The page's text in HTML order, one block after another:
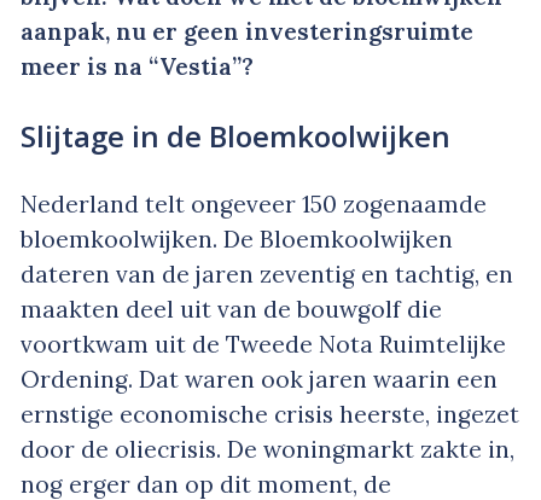
aanpak, nu er geen investeringsruimte
meer is na “Vestia”?
Slijtage in de Bloemkoolwijken
Nederland telt ongeveer 150 zogenaamde
bloemkoolwijken. De Bloemkoolwijken
dateren van de jaren zeventig en tachtig, en
maakten deel uit van de bouwgolf die
voortkwam uit de Tweede Nota Ruimtelijke
Ordening. Dat waren ook jaren waarin een
ernstige economische crisis heerste, ingezet
door de oliecrisis. De woningmarkt zakte in,
nog erger dan op dit moment, de